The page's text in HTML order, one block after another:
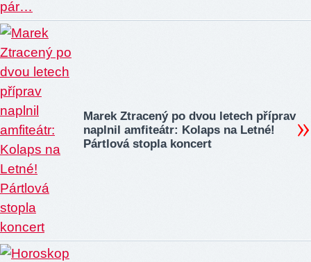
Marek Ztracený po dvou letech příprav
naplnil amfiteátr: Kolaps na Letné!
Pártlová stopla koncert